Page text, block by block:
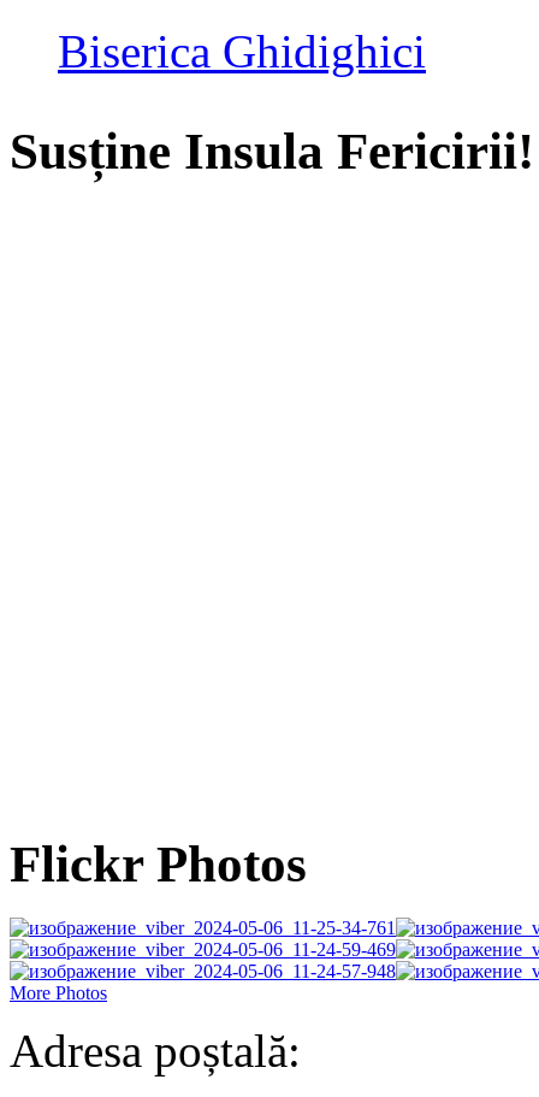
Biserica Ghidighici
Susține Insula Fericirii!
Flickr Photos
More Photos
Adresa poștală: